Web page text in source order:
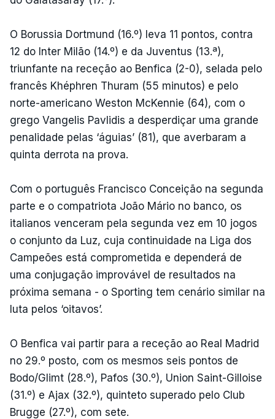
O Borussia Dortmund (16.º) leva 11 pontos, contra
12 do Inter Milão (14.º) e da Juventus (13.ª),
triunfante na receção ao Benfica (2-0), selada pelo
francês Khéphren Thuram (55 minutos) e pelo
norte-americano Weston McKennie (64), com o
grego Vangelis Pavlidis a desperdiçar uma grande
penalidade pelas ‘águias’ (81), que averbaram a
quinta derrota na prova.
Com o português Francisco Conceição na segunda
parte e o compatriota João Mário no banco, os
italianos venceram pela segunda vez em 10 jogos
o conjunto da Luz, cuja continuidade na Liga dos
Campeões está comprometida e dependerá de
uma conjugação improvável de resultados na
próxima semana - o Sporting tem cenário similar na
luta pelos ‘oitavos’.
O Benfica vai partir para a receção ao Real Madrid
no 29.º posto, com os mesmos seis pontos de
Bodo/Glimt (28.º), Pafos (30.º), Union Saint-Gilloise
(31.º) e Ajax (32.º), quinteto superado pelo Club
Brugge (27.º), com sete.